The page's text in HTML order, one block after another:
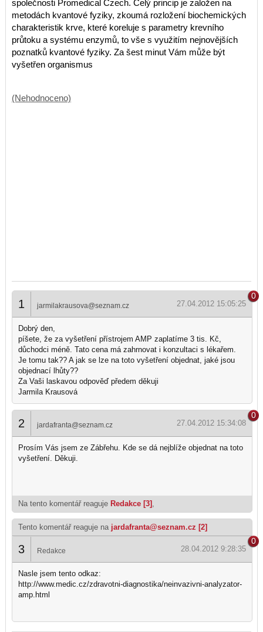
společnosti Promedical Czech. Celý princip je založen na
metodách kvantové fyziky, zkoumá rozložení biochemických
charakteristik krve, které koreluje s parametry krevního
průtoku a systému enzymů, to vše s využitím nejnovějších
poznatků kvantové fyziky. Za šest minut Vám může být
vyšetřen organismus
(Nehodnoceno)
0
1 jarmilakrausova@seznam.cz 27.04.2012 15:05:25
Dobrý den,
píšete, že za vyšetření přístrojem AMP zaplatíme 3 tis. Kč,
důchodci méně. Tato cena má zahrnovat i konzultaci s lékařem.
Je tomu tak?? A jak se lze na toto vyšetření objednat, jaké jsou
objednací lhůty??
Za Vaši laskavou odpověď předem děkuji
Jarmila Krausová
0
2 jardafranta@seznam.cz 27.04.2012 15:34:08
Prosím Vás jsem ze Zábřehu. Kde se dá nejblíže objednat na toto
vyšetření. Děkuji.
Na tento komentář reaguje Redakce [3]
Tento komentář reaguje na jardafranta@seznam.cz [2]
0
3 Redakce 28.04.2012 9:28:35
Nasle jsem tento odkaz:
http://www.medic.cz/zdravotni-diagnostika/neinvazivni-analyzator-
amp.html